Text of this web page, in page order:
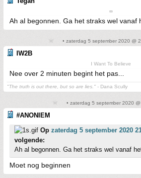
∞
Ah al begonnen. Ga het straks wel vanaf
• zaterdag 5 september 2020 @
IW2B
I Want To Believe
Nee over 2 minuten begint het pas...
"The truth is out there, but so are lies." - Dana Scully
• zaterdag 5 september 2020
#ANONIEM
Op zaterdag 5 september 2020
volgende:
Ah al begonnen. Ga het straks wel vanaf
Moet nog beginnen